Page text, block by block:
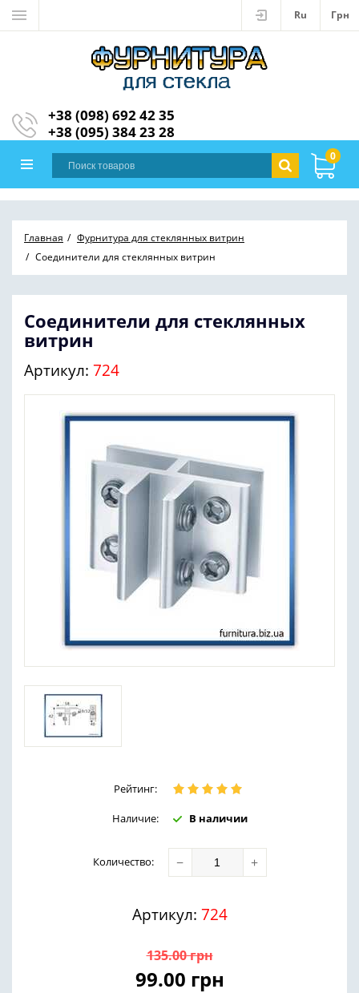
Ru Грн
+38 (098) 692 42 35
+38 (095) 384 23 28
0
Главная
Фурнитура для стеклянных витрин
Соединители для стеклянных витрин
Соединители для стеклянных
витрин
Артикул: 724
Рейтинг:
Наличие: В наличии
Количество: − +
Артикул: 724
135.00грн
99.00 грн